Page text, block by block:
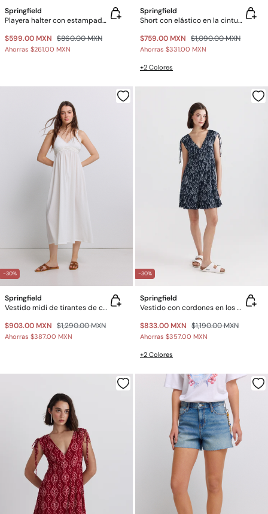
Springfield
Playera halter con estampado cenefa
$599.00 MXN $860.00 MXN
Ahorras $261.00 MXN
Springfield
Short con elástico en la cintura
$759.00 MXN $1,090.00 MXN
Ahorras $331.00 MXN
+2 Colores
-30%
Springfield
Vestido midi de tirantes de crochet
$903.00 MXN $1,290.00 MXN
Ahorras $387.00 MXN
-30%
Springfield
Vestido con cordones en los hombros
$833.00 MXN $1,190.00 MXN
Ahorras $357.00 MXN
+2 Colores